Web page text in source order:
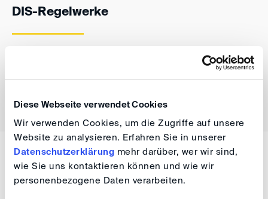
Diese Webseite verwendet Cookies
Wir verwenden Cookies, um die Zugriffe auf unsere
Website zu analysieren. Erfahren Sie in unserer
Datenschutzerklärung mehr darüber, wer wir sind,
wie Sie uns kontaktieren können und wie wir
personenbezogene Daten verarbeiten.
DIS-Regelwerke
DIS-Verfahrensordnungen für Schiedsverfahren und
ALTERNATIVE STREITBEILEGUNG
Frühzeitige Konfliktlösung